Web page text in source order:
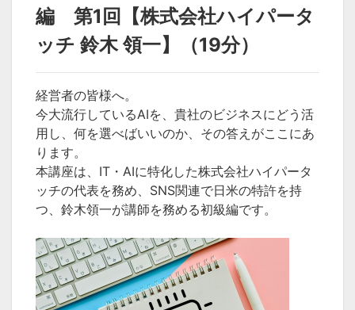
編 第1回【株式会社ハイパータ
ッチ 鈴木 領一】（19分）
経営者の皆様へ。
今大流行しているAIを、貴社のビジネスにどう活
用し、何を選べばいいのか、その答えがここにあ
ります。
本講座は、IT・AIに特化した株式会社ハイパータ
ッチの代表を務め、SNS関連で日米の特許を持
つ、鈴木領一が講師を務める初級編です。